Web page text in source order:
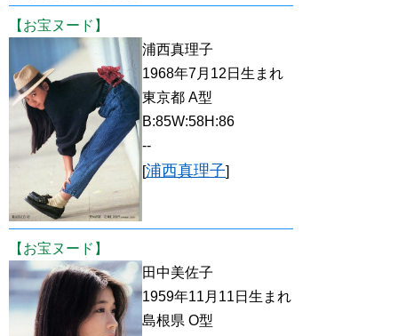
【お宝ヌード】
浦西真理子
1968年7月12日生まれ
東京都 A型
B:85W:58H:86
--
[浦西真理子]
【お宝ヌード】
田中美佐子
1959年11月11日生まれ
島根県 O型